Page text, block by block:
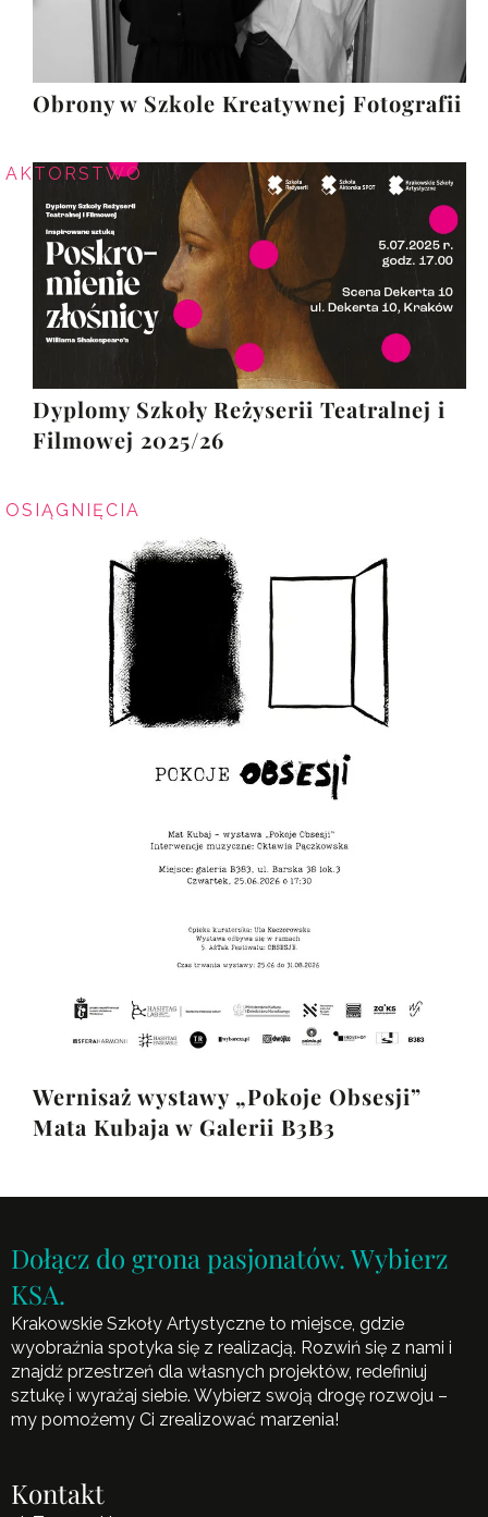
Obrony w Szkole Kreatywnej Fotografii
AKTORSTWO
Dyplomy Szkoły Reżyserii Teatralnej i
Filmowej 2025/26
OSIĄGNIĘCIA
Wernisaż wystawy „Pokoje Obsesji”
Mata Kubaja w Galerii B3B3
Dołącz do grona pasjonatów. Wybierz
KSA.
Krakowskie Szkoły Artystyczne to miejsce, gdzie
wyobraźnia spotyka się z realizacją. Rozwiń się z nami i
znajdź przestrzeń dla własnych projektów, redefiniuj
sztukę i wyrażaj siebie. Wybierz swoją drogę rozwoju –
my pomożemy Ci zrealizować marzenia!
Kontakt